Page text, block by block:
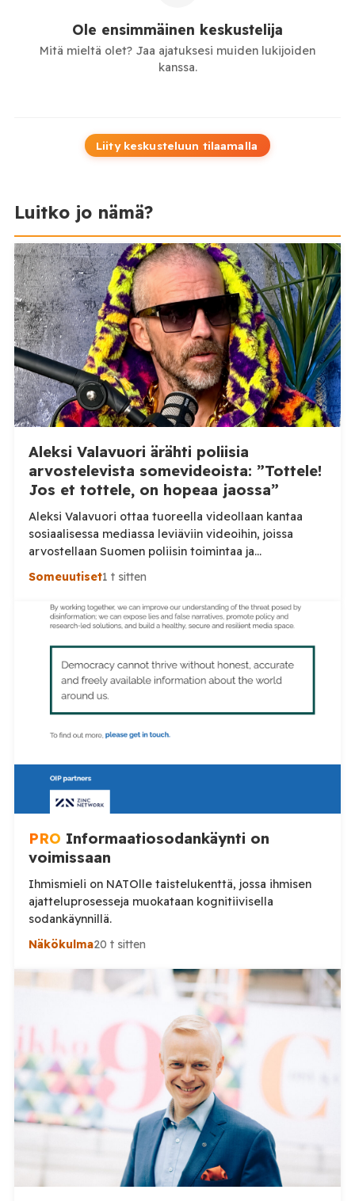
Ole ensimmäinen keskustelija
Mitä mieltä olet? Jaa ajatuksesi muiden lukijoiden
kanssa.
Liity keskusteluun tilaamalla
Luitko jo nämä?
Aleksi Valavuori ärähti poliisia
arvostelevista somevideoista: ”Tottele!
Jos et tottele, on hopeaa jaossa”
Aleksi Valavuori ottaa tuoreella videollaan kantaa
sosiaalisessa mediassa leviäviin videoihin, joissa
arvostellaan Suomen poliisin toimintaa ja
voimankäyttöä. Valavuoren mukaan videot ovat usein
luottamus poliisiin rapautuu. Aleksi Valavuori nostaa
videollaan esiin ilmiön, jonka hän kertoo yleistyneen
arvostellaan. Tilaa Posi TV […]
Someuutiset1 t sitten
PRO Informaatiosodankäynti on
voimissaan
Ihmismieli on NATOlle taistelukenttä, jossa ihmisen
ajatteluprosesseja muokataan kognitiivisella
sodankäynnillä.
Näkökulma20 t sitten